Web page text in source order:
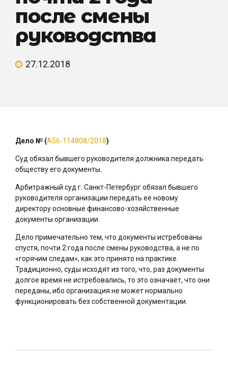
после смены
руководства
27.12.2018
Дело № (А56-114808/2018)
Суд обязал бывшего руководителя должника передать
обществу его документы.
Арбитражный суд г. Санкт-Петербург обязал бывшего
руководителя организации передать её новому
директору основные финансово-хозяйственные
документы организации.
Дело примечательно тем, что документы истребованы
спустя, почти 2 года после смены руководства, а не по
«горячим следам», как это принято на практике.
Традиционно, суды исходят из того, что, раз документы
долгое время не истребовались, то это означает, что они
переданы, ибо организация не может нормально
функционировать без собственной документации.